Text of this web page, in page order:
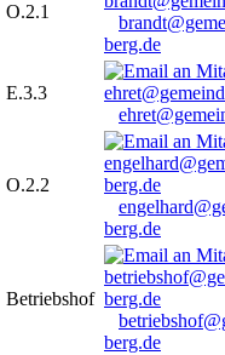
O.2.1
berg.de
E.3.3
O.2.2
berg.de
Betriebshof
berg.de